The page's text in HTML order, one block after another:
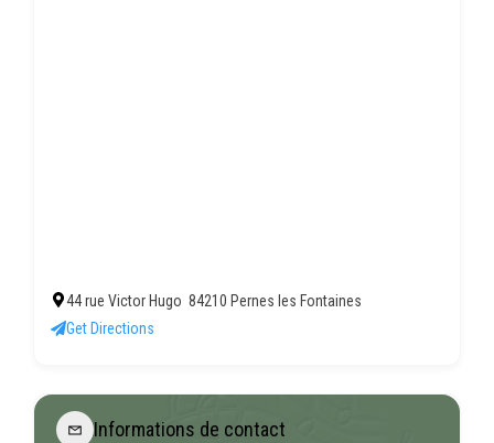
44 rue Victor Hugo 84210 Pernes les Fontaines
Get Directions
Informations de contact